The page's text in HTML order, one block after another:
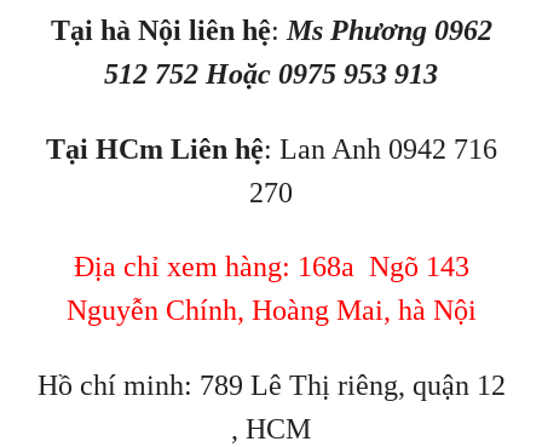
Tại hà Nội liên hệ:Ms Phương 0962
512 752 Hoặc 0975 953 913
Tại HCm Liên hệ: Lan Anh 0942 716
270
Địa chỉ xem hàng: 168a Ngõ 143
Nguyễn Chính, Hoàng Mai, hà Nội
Hồ chí minh: 789 Lê Thị riêng, quận 12
, HCM